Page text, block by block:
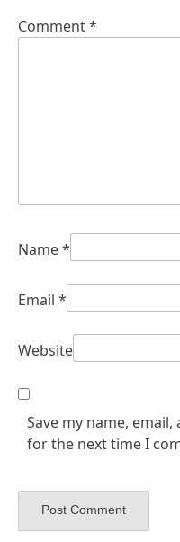
Comment*
Name*
Email *
Website
Save my name,
for the next time I